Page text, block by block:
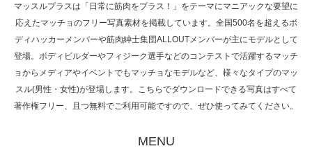
た（6/8放送）
マッスルプラスは「日常に筋肉をプラス！」をテーマにマニアックな要望に
応えたマッチョのフリー写真素材を掲載しています。全国500名を超えるボ
ディハッカーメンバーや筋肉紳士集団ALLOUTメンバーが主にモデルとして
登場。ボディビルダーやフィジーク選手などのコンテストで活躍するマッチ
ョからメディアやイベントでもマッチョなモデルなど、様々なタイプのマッ
スル(男性・女性)が登場します。こちらでダウンロードできる写真はすべて
著作権フリー、且つ無料でご利用可能ですので、ぜひ使ってみてください。
MENU